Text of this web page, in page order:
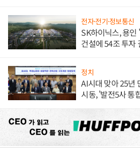
전자·전기·정보통신
SK하이닉스, 용
건설에 54조 투자
정치
AI시대 맞아 25년
시동, '발전5사 통